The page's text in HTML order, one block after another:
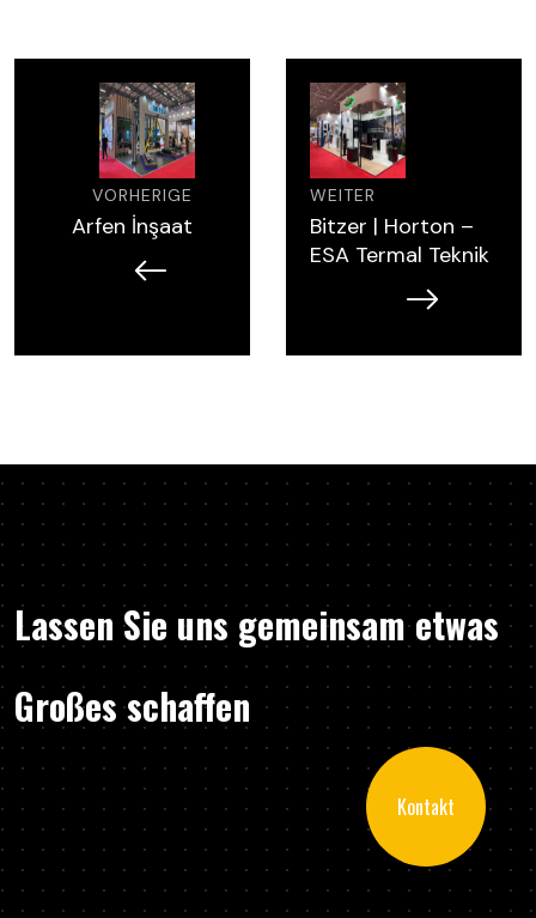
VORHERIGE
Arfen İnşaat
WEITER
Bitzer | Horton –
ESA Termal Teknik
Lassen Sie uns gemeinsam etwas
Großes schaffen
Kontakt